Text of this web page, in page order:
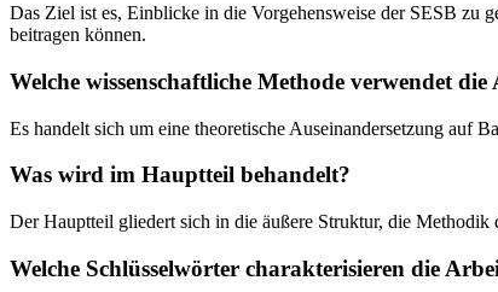
Das Ziel ist es, Einblicke in die Vorgehensweise der SESB
beitragen können.
Welche wissenschaftliche Methode verwendet die
Es handelt sich um eine theoretische Auseinandersetzung auf
Was wird im Hauptteil behandelt?
Der Hauptteil gliedert sich in die äußere Struktur, die
Welche Schlüsselwörter charakterisieren die